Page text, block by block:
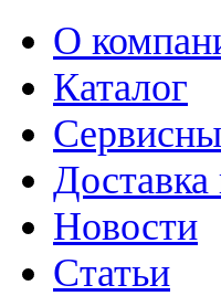
О
Каталог
Доставка
Новости
Статьи